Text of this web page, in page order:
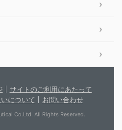
サイトのご利用にあたって
について
お問い合わせ
Co.Ltd. All Rights Reserved.